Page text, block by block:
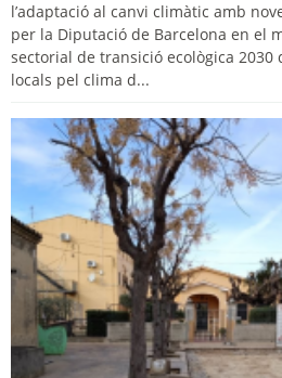
l’adaptació al canvi climàtic amb
per la Diputació de Barcelona en el
sectorial de transició ecològica 2030
locals pel clima d...